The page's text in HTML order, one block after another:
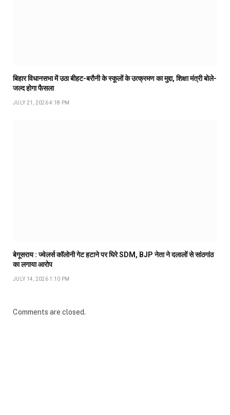
बिहार विधानसभा में उठा बीहट-बरौनी के स्कूलों के उत्क्रमण का मुद्दा, शिक्षा मंत्री बोले-
जल्द होगा फैसला
JULY 21, 2026 4:18 PM
बेगूसराय : ज्वेलर्स कॉलोनी गेट हटाने पर घिरे SDM, BJP नेता ने दलालों से सांठगांठ
का लगाया आरोप
JULY 14, 2026 1:10 PM
Comments are closed.